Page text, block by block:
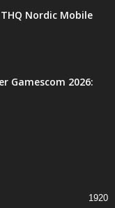
Nordic Mobile
Gamescom 2026:
1920